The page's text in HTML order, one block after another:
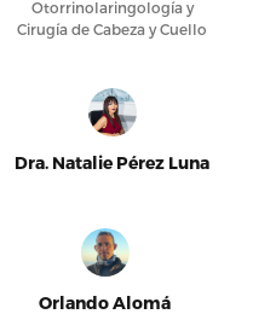
Otorrinolaringología y
Cirugía de Cabeza y Cuello
Dra. Natalie Pérez Luna
Orlando Alomá